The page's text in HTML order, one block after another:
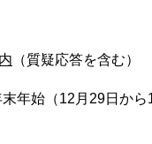
（質疑応答を含む）
年始（12月29日から